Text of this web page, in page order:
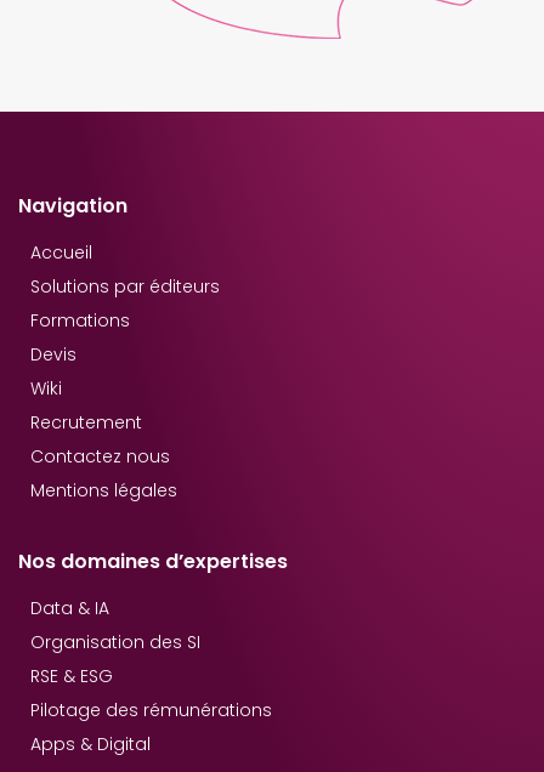
Navigation
Accueil
Solutions par éditeurs
Formations
Devis
Wiki
Recrutement
Contactez nous
Mentions légales
Nos domaines d’expertises
Data & IA
Organisation des SI
RSE & ESG
Pilotage des rémunérations
Apps & Digital